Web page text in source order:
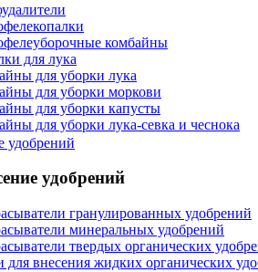
комбайны
для лука
для уборки лука
для уборки моркови
для уборки капусты
для уборки лука-севка и чеснока
удобрений
удобрений
гранулированных удобрений
минеральных удобрений
твердых органических
для внесения жидких органических